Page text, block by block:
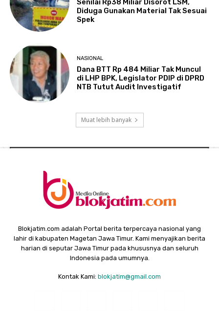
Senilai Rp38 Miliar Disorot LSM,
Diduga Gunakan Material Tak Sesuai
Spek
NASIONAL
Dana BTT Rp 484 Miliar Tak Muncul
di LHP BPK, Legislator PDIP di DPRD
NTB Tutut Audit Investigatif
Muat lebih banyak
Blokjatim.com adalah Portal berita terpercaya nasional yang
lahir di kabupaten Magetan Jawa Timur. Kami menyajikan berita
harian di seputar Jawa Timur pada khususnya dan seluruh
Indonesia pada umumnya.
Kontak Kami: blokjatim@gmail.com